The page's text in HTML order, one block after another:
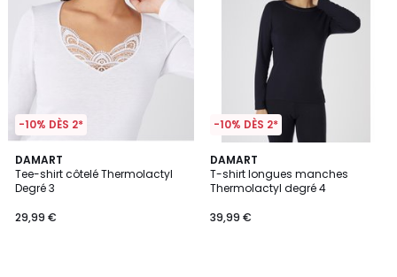
-10% DÈS 2*
DAMART
Tee-shirt côtelé Thermolactyl
Degré 3
29,99 €
4,7
/ 5
3
Couleurs
-10% DÈS 2*
DAMART
T-shirt longues manches
Thermolactyl degré 4
39,99 €
4,9
/ 5
2
Couleurs